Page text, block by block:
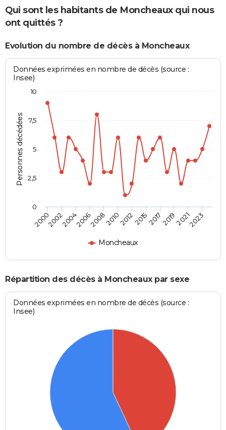
Qui sont les habitants de Moncheaux qui nous
ont quittés ?
Evolution du nombre de décès à Moncheaux
Personnes décédées
Données exprimées en nombre de décès (source :
Insee)
Moncheaux
200020022004200620082010201220152017201920212023
0
2,5
5
7,5
10
Répartition des décès à Moncheaux par sexe
Données exprimées en nombre de décès (source :
Insee)